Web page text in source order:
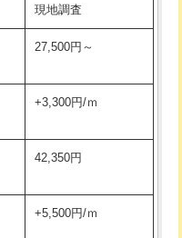
現場見積
16,500円
す。
16,500円
5,500円
5,500円
11,000円
現地調査
27,500円～
+3,300円/ｍ
42,350円
+5,500円/ｍ